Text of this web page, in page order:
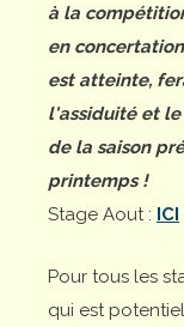
à la
en
est atteinte,
l'assiduité et
de la saison
printemps !
Stage Aout : ICI
Pour tous les
qui est